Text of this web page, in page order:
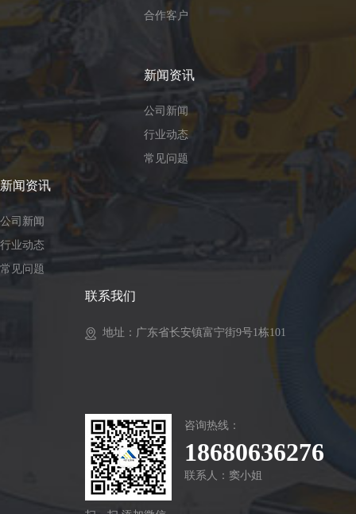
合作客户
新闻资讯
公司新闻
行业动态
常见问题
新闻资讯
公司新闻
行业动态
常见问题
联系我们
地址：广东省长安镇富宁街9号1栋101
咨询热线：
18680636276
联系人：窦小姐